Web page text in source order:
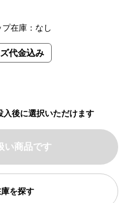
在庫：なし
入後に選択いただけます
代金込み
い商品です
を探す